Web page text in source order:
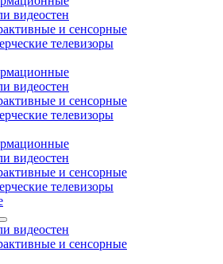
видеостен
и сенсорные
телевизоры
видеостен
и сенсорные
телевизоры
видеостен
и сенсорные
телевизоры
видеостен
и сенсорные